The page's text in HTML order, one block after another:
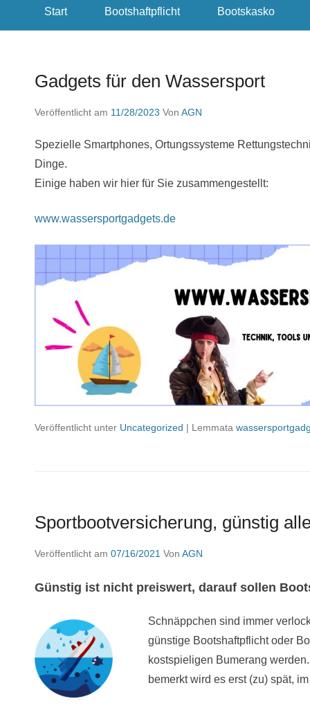
Start
Bootshaftpflicht Bootskasko
Gadgets für den Wassersport
Veröffentlicht am 11/28/2023 Von AGN
Spezielle Smartphones, Ortungssysteme
Dinge.
Einige haben wir hier für Sie zusammengestellt:
www.wassersportgadgets.de
Veröffentlicht unter Uncategorized | Lemmata
Sportbootversicherung, günstig
Veröffentlicht am 07/16/2021 Von AGN
Günstig ist nicht preiswert, darauf sollen
Schnäppchen sind immer
günstige Bootshaftpflicht oder
kostspieligen Bumerang
bemerkt wird es erst (zu) spät,